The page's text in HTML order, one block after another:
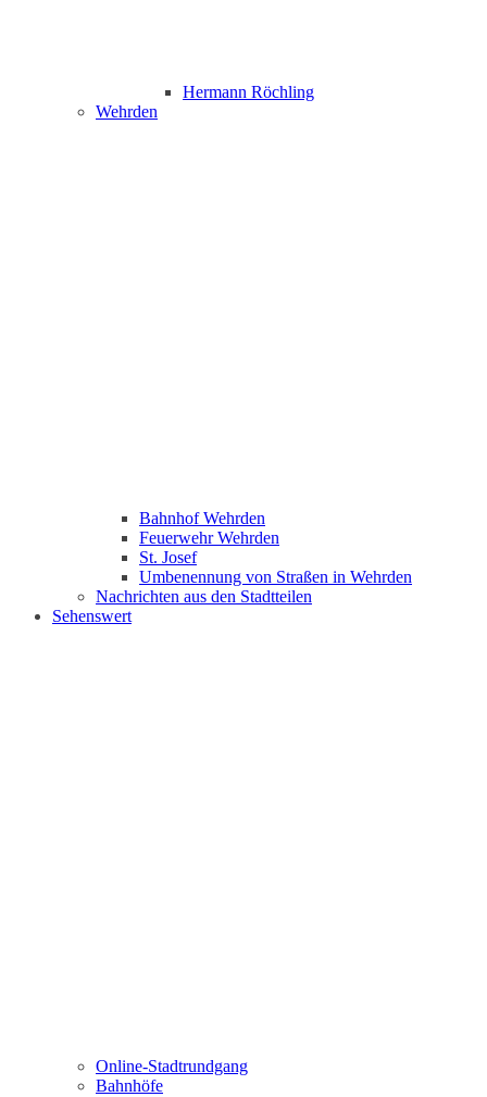
Hermann Röchling
Wehrden
Bahnhof Wehrden
Feuerwehr Wehrden
St. Josef
Umbenennung von Straßen in Wehrden
Nachrichten aus den Stadtteilen
Sehenswert
Online-Stadtrundgang
Bahnhöfe